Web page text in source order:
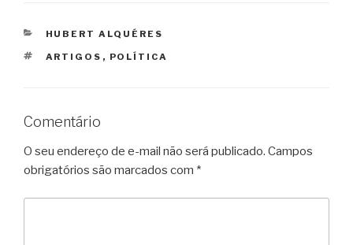
CATEGORIAS
HUBERT ALQUÉRES
TAGS
ARTIGOS , POLÍTICA
Comentário
O seu endereço de e-mail não será publicado. Campos
obrigatórios são marcados com *